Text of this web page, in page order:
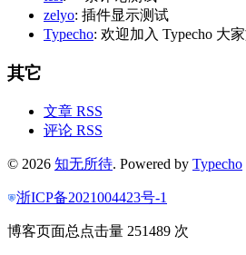
zelyo: 插件显示测试
Typecho: 欢迎加入 Typecho 大
其它
文章 RSS
评论 RSS
© 2026 知无所待. Powered by Typecho
浙ICP备2021004423号-1
博客页面总点击量 251489 次